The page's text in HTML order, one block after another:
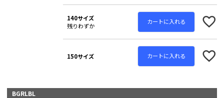
140サイズ
残りわずか
カートに入れる
150サイズ カートに入れる
BGRLBL